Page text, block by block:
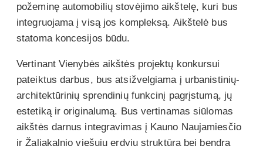
požeminę automobilių stovėjimo aikštelę, kuri bus
integruojama į visą jos kompleksą. Aikštelė bus
statoma koncesijos būdu.
Vertinant Vienybės aikštės projektų konkursui
pateiktus darbus, bus atsižvelgiama į urbanistinių-
architektūrinių sprendinių funkcinį pagrįstumą, jų
estetiką ir originalumą. Bus vertinamas siūlomas
aikštės darnus integravimas į Kauno Naujamiesčio
ir Žaliakalnio viešųjų erdvių struktūrą bei bendrą